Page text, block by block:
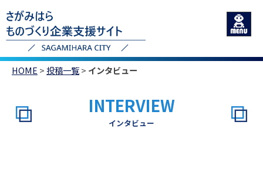
HOME >投稿一覧> インタビュー
INTERVIEW
インタビュー